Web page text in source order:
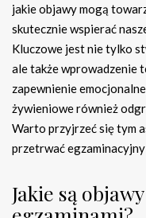
jakie objawy mogą
skutecznie wspierać
Kluczowe jest nie tylko
ale także wprowadzenie
zapewnienie
żywieniowe również
Warto przyjrzeć się tym
przetrwać
Jakie są